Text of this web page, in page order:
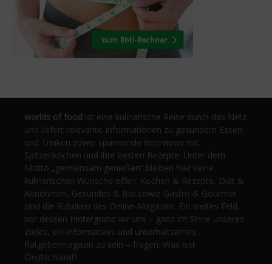
worlds of food ist eine kulinarische Reise durch das Netz
und liefert relevante Informationen zu gesundem Essen
und Trinken sowie spannende Interviews mit
Spitzenköchen und ihre besten Rezepte. Unter dem
Motto „gemeinsam genießen“ bleiben hier keine
kulinarischen Wünsche offen. Kochen & Rezepte, Diät &
Abnehmen, Gesundes & Bio sowie Gastro & Gourmet
sind die Rubriken des Online-Magazins. Ein weites Feld,
vor dessen Hintergrund wir uns – ganz im Sinne unseres
Zieles, ein informatives und unterhaltsames
Ratgebermagazin zu sein – fragen: Was isst
Deutschland?